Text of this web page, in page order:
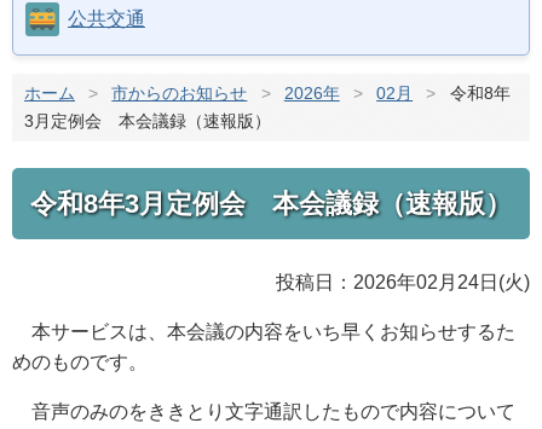
公共交通
ホーム > 市からのお知らせ > 2026年 > 02月 >
令和8年
3月定例会 本会議録（速報版）
令和8年3月定例会 本会議録（速報版）
投稿日：2026年02月24日(火)
本サービスは、本会議の内容をいち早くお知らせするた
めのものです。
音声のみのをききとり文字通訳したもので内容について